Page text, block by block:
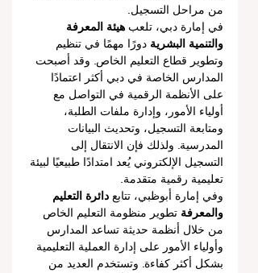
من مراحل التسجيل.
في إمارة دبي، تلعب هيئة المعرفة
والتنمية البشرية دورًا مهمًا في تنظيم
وتطوير قطاع التعليم الخاص. وقد أصبحت
المدارس الخاصة في دبي أكثر اعتمادًا
على الأنظمة الرقمية في التواصل مع
أولياء الأمور، وإدارة ملفات الطلبة،
ومتابعة التسجيل، وتحديث البيانات
المدرسية. ولذلك فإن الانتقال إلى
التسجيل الإلكتروني يُعد امتدادًا طبيعيًا لبيئة
تعليمية رقمية متقدمة.
وفي إمارة أبوظبي، تتابع دائرة التعليم
والمعرفة تطوير منظومة التعليم الخاص
من خلال أنظمة حديثة تساعد المدارس
وأولياء الأمور على إدارة العملية التعليمية
بشكل أكثر كفاءة. وتستخدم العديد من